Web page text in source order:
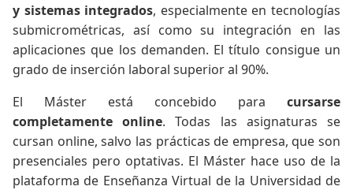
y sistemas integrados, especialmente en tecnologías
submicrométricas, así como su integración en las
aplicaciones que los demanden. El título consigue un
grado de inserción laboral superior al 90%.
El Máster está concebido para cursarse
completamente online. Todas las asignaturas se
cursan online, salvo las prácticas de empresa, que son
presenciales pero optativas. El Máster hace uso de la
plataforma de Enseñanza Virtual de la Universidad de